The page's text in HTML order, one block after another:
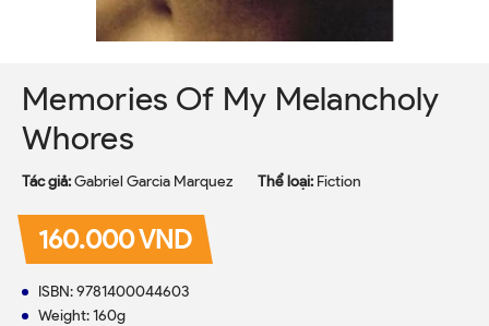
Memories Of My Melancholy
Whores
Tác giả:Gabriel Garcia Marquez Thể loại: Fiction
160.000 VND
ISBN: 9781400044603
Weight: 160g